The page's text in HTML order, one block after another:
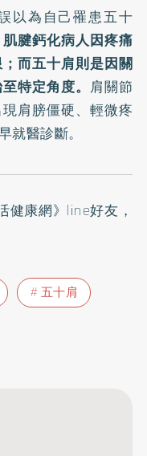
以為自己罹患五十
肌腱鈣化病人因疼痛
而五十肩則是因關
特定角度。 肩關節
肩膀僵硬、輕微疼
就醫診斷。
健康網》line好友 ，
五十肩